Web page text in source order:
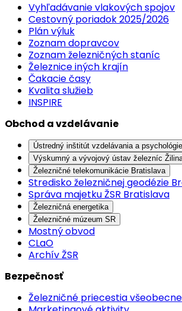
Vyhľadávanie vlakových spojov
Cestovný poriadok 2025/2026
Plán výluk
Zoznam dopravcov
Zoznam železničných staníc
Železnice iných krajín
Čakacie časy
Kvalita služieb
INSPIRE
Obchod a vzdelávanie
Ústredný inštitút vzdelávania a psychológie
Výskumný a vývojový ústav železníc
Železničné telekomunikácie Bratislava
Stredisko železničnej geodézie
Správa majetku ŽSR Bratislava
Železničná energetika
Železničné múzeum SR
Mostný obvod
CLaO
Archív ŽSR
Bezpečnosť
Železničné priecestia všeobecne